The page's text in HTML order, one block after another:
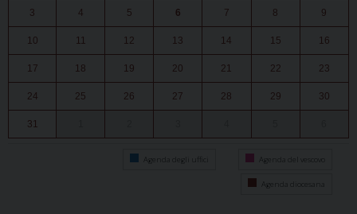
3 4 5 6 7 8 9
10 11 12 13 14 15 16
17 18 19 20 21 22 23
24 25 26 27 28 29 30
31
Agenda degli uffici Agenda del vescovo
Agenda diocesana